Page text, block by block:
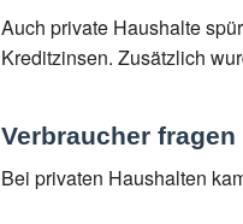
Auch private Haushalte
Kreditzinsen. Zusätzlich
Verbraucher
Bei privaten Haushalten